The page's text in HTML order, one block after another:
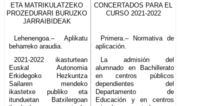
ETA MATRIKULATZEKO
PROZEDURARI BURUZKO
JARRAIBIDEAK
CONCERTADOS PARA EL
CURSO 2021-2022
Lehenengoa.– Aplikatu
beharreko araudia.
Primera.– Normativa de
aplicación.
2021-2022 ikasturtean
Euskal Autonomia
Erkidegoko Hezkuntza
Sailaren mendeko
ikastetxe publiko eta
itunduetan Batxilergoan
La admisión del
alumnado en Bachillerato
en centros públicos
dependientes del
Departamento de
Educación y en centros